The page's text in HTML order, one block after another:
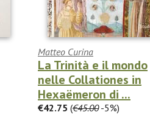
Matteo Curina
La Trinità e il mondo
nelle Collationes in
Hexaëmeron di ...
€42.75 (€45.00-5%)